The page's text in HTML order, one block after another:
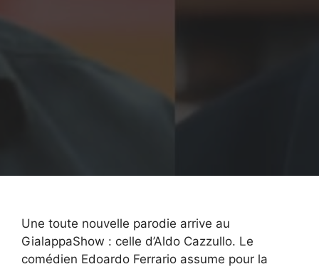
Une toute nouvelle parodie arrive au
GialappaShow : celle d’Aldo Cazzullo. Le
comédien Edoardo Ferrario assume pour la